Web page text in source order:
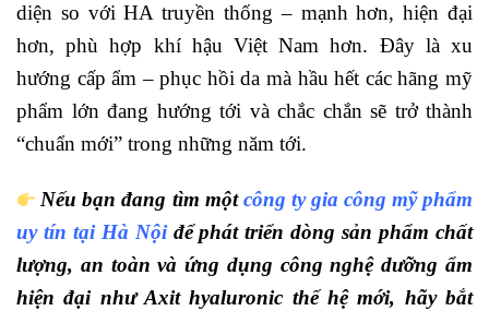
diện so với HA truyền thống – mạnh hơn, hiện đại
hơn, phù hợp khí hậu Việt Nam hơn. Đây là xu
hướng cấp ẩm – phục hồi da mà hầu hết các hãng mỹ
phẩm lớn đang hướng tới và chắc chắn sẽ trở thành
“chuẩn mới” trong những năm tới.
Nếu bạn đang tìm mộtcông ty gia công mỹ phẩm
uy tín tại Hà Nộiđể phát triển dòng sản phẩm chất
lượng, an toàn và ứng dụng công nghệ dưỡng ẩm
hiện đại như Axit hyaluronic thế hệ mới, hãy bắt